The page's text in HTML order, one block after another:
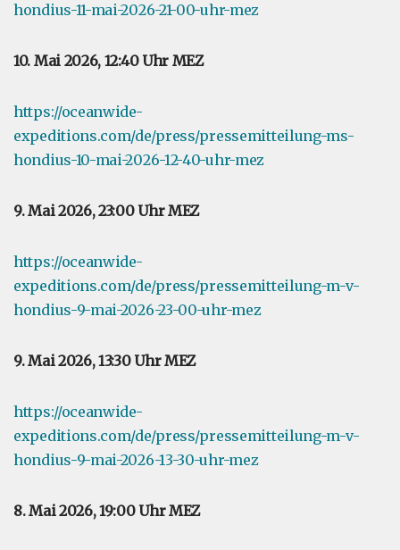
hondius-11-mai-2026-21-00-uhr-mez
10. Mai 2026, 12:40 Uhr MEZ
https://oceanwide-
expeditions.com/de/press/pressemitteilung-ms-
hondius-10-mai-2026-12-40-uhr-mez
9. Mai 2026, 23:00 Uhr MEZ
https://oceanwide-
expeditions.com/de/press/pressemitteilung-m-v-
hondius-9-mai-2026-23-00-uhr-mez
9. Mai 2026, 13:30 Uhr MEZ
https://oceanwide-
expeditions.com/de/press/pressemitteilung-m-v-
hondius-9-mai-2026-13-30-uhr-mez
8. Mai 2026, 19:00 Uhr MEZ